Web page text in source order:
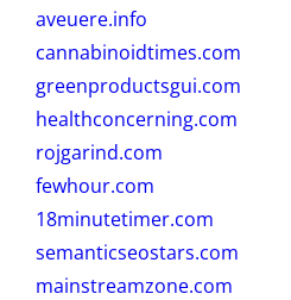
aveuere.info
cannabinoidtimes.com
greenproductsgui.com
healthconcerning.com
rojgarind.com
fewhour.com
18minutetimer.com
semanticseostars.com
mainstreamzone.com